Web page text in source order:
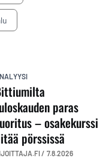
paras
– osakekurssi
pörssissä
/ 7.8.2026